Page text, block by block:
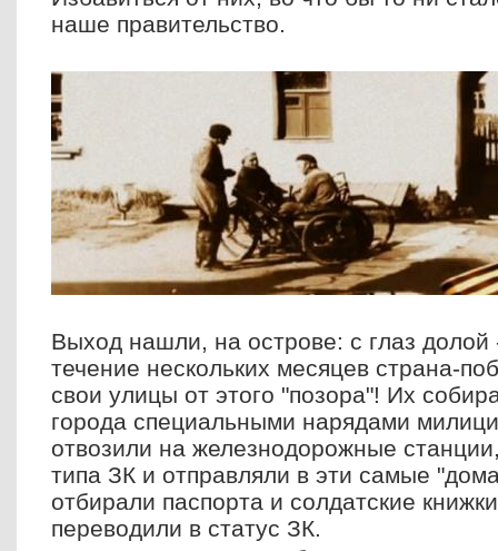
наше правительство.
Выход нашли, на острове: с глаз долой
течение нескольких месяцев страна-
свои улицы от этого "позора"! Их
города специальными нарядами
отвозили на железнодорожные
типа ЗК и отправляли в эти самые
отбирали паспорта и солдатские
переводили в статус ЗК.